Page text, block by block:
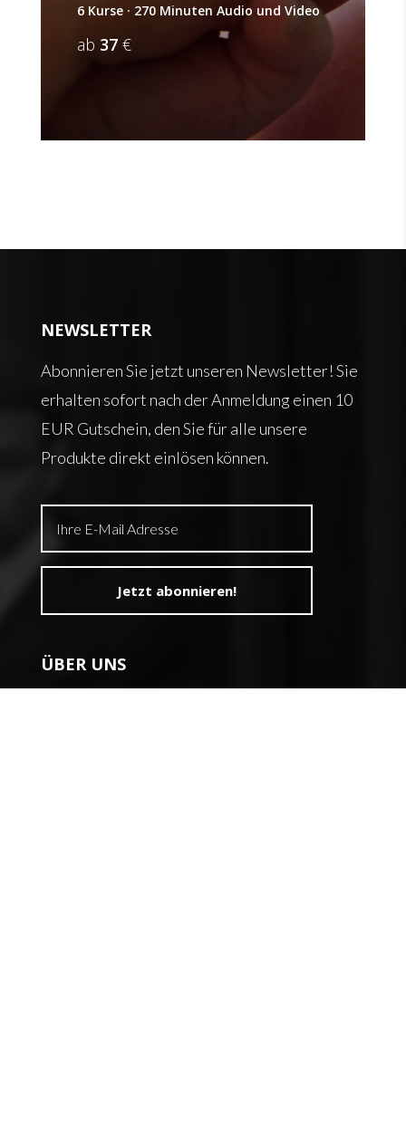
6 Kurse · 270 Minuten Audio und Video
ab 37€
NEWSLETTER
Abonnieren Sie jetzt unseren Newsletter! Sie
erhalten sofort nach der Anmeldung einen 10
EUR Gutschein, den Sie für alle unsere
Produkte direkt einlösen können.
ÜBER UNS